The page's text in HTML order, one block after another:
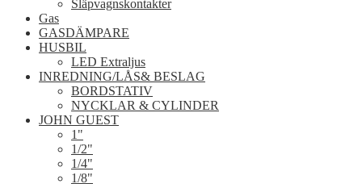
Släpvagnskontakter
Gas
GASDÄMPARE
HUSBIL
LED Extraljus
INREDNING/LÅS& BESLAG
BORDSTATIV
NYCKLAR & CYLINDER
JOHN GUEST
1"
1/2"
1/4"
1/8"